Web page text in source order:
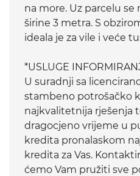
na more. Uz parcelu
širine 3 metra. S
ideala je za vile i veće
*USLUGE
U suradnji sa
stambeno potrošačko
najkvalitetnija rješenja
dragocjeno vrijeme u
kredita pronalaskom
kredita za Vas.
ćemo Vam pružiti sve